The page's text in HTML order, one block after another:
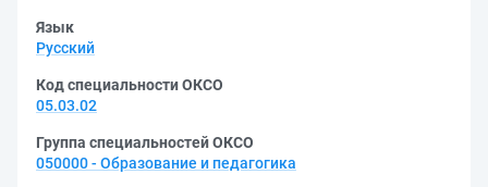
Язык
Русский
Код специальности ОКСО
05.03.02
Группа специальностей ОКСО
050000 - Образование и педагогика